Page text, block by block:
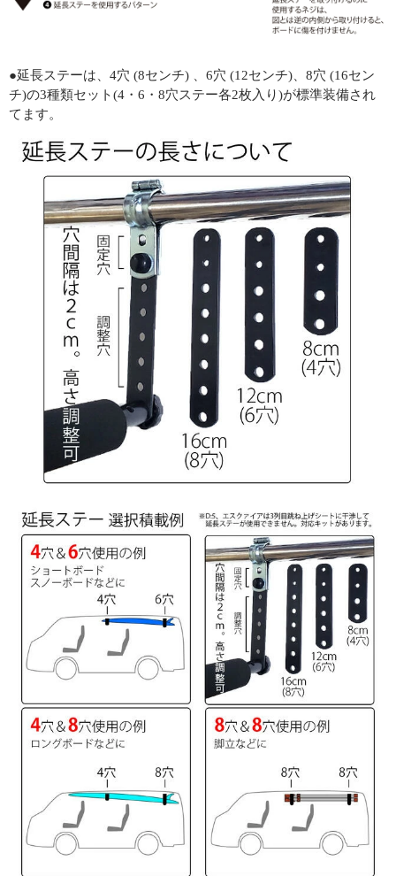
●延長ステーは、4穴 (8センチ) 、6穴 (12センチ)、8穴 (16セン
チ)の3種類セット(4・6・8穴ステー各2枚入り)が標準装備され
てます。